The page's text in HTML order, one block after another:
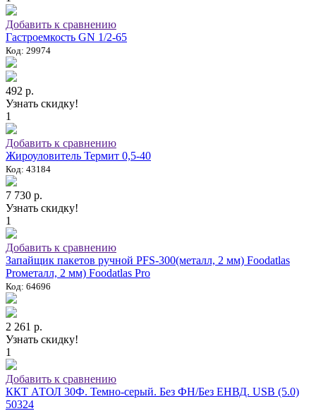
Добавить к сравнению
Гастроемкость GN 1/2-65
Код: 29974
492 р.
Узнать скидку!
1
Добавить к сравнению
Жироуловитель Термит 0,5-40
Код: 43184
7 730 р.
Узнать скидку!
1
Добавить к сравнению
Запайщик пакетов ручной PFS-300(металл, 2 мм) Foodatlas
Proметалл, 2 мм) Foodatlas Pro
Код: 64696
2 261 р.
Узнать скидку!
1
Добавить к сравнению
ККТ АТОЛ 30Ф. Темно-серый. Без ФН/Без ЕНВД. USB (5.0)
50324